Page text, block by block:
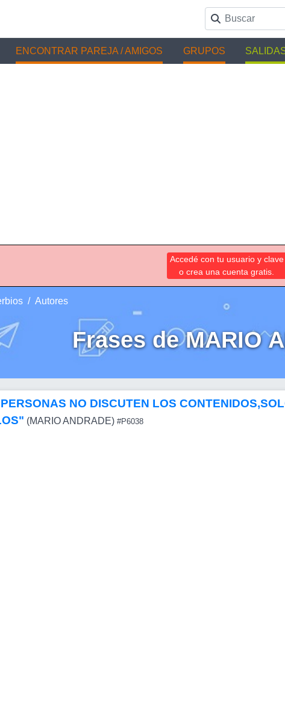
ENCONTRAR PAREJA / AMIGOS GRUPOS
Accedé con tu usuario y clave
o crea una cuenta gratis.
Autores
Frases de MARIO
NO DISCUTEN LOS
(MARIO ANDRADE) #P6038